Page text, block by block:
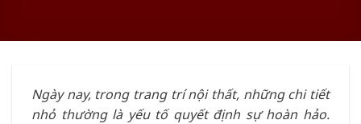
Ngày nay, trong trang trí nội thất, những chi tiết
nhỏ thường là yếu tố quyết định sự hoàn hảo.